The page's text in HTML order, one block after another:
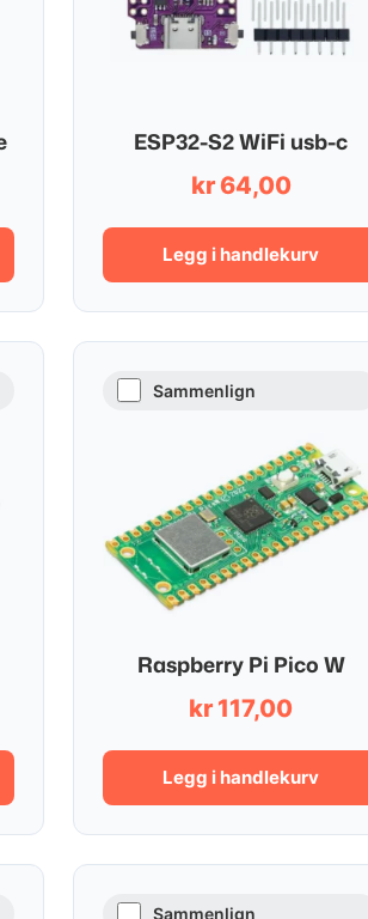
ESP32-S2 WiFi usb-c
kr64,00
Legg i handlekurv
47,00
54,00
Sammenlign
Raspberry Pi Pico W
kr 117,00
Legg i handlekurv
Sammenlign